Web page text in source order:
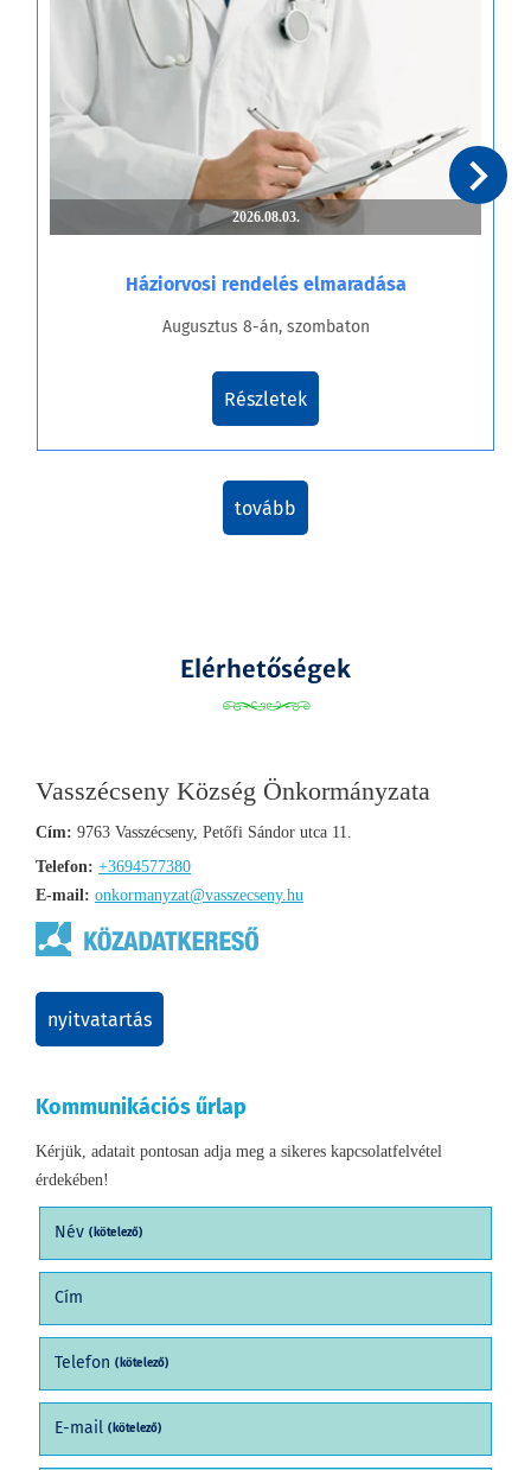
2026.08.03.
Háziorvosi rendelés elmaradása
Augusztus 8-án, szombaton
Részletek
tovább
Elérhetőségek
Vasszécseny Község Önkormányzata
Cím: 9763 Vasszécseny, Petőfi Sándor utca 11.
Telefon: +3694577380
E-mail: onkormanyzat@vasszecseny.hu
nyitvatartás
Kommunikációs űrlap
Kérjük, adatait pontosan adja meg a sikeres kapcsolatfelvétel
érdekében!
Név (kötelező)
Cím
Telefon (kötelező)
E-mail (kötelező)